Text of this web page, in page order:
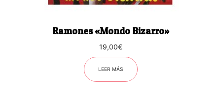
Ramones «Mondo Bizarro»
19,00€
LEER MÁS